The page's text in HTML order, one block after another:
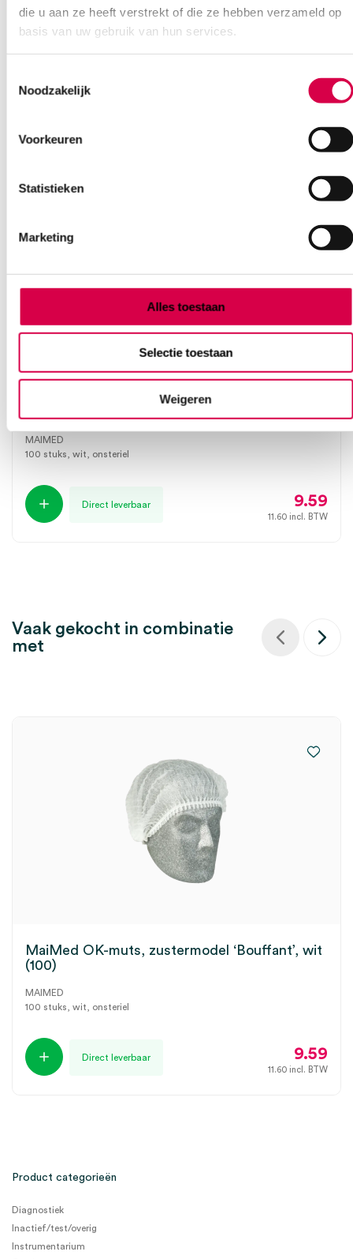
die u aan ze heeft verstrekt of die ze hebben verzameld op
basis van uw gebruik van hun services.
Noodzakelijk
Voorkeuren
Statistieken
Marketing
Alles toestaan
Selectie toestaan
Weigeren
Ook interessant
MaiMed OK-muts, zustermodel ‘Bouffant’, wit
MAIMED
100 stuks, wit, onsteriel
Direct leverbaar 9.59
11.60 incl. BTW
Vaak gekocht in combinatie
met
MaiMed OK-muts, zustermodel ‘Bouffant’, wit
(100)
MAIMED
100 stuks, wit, onsteriel
Direct leverbaar 9.59
11.60 incl. BTW
Product categorieën
Diagnostiek
Inactief/test/overig
Instrumentarium